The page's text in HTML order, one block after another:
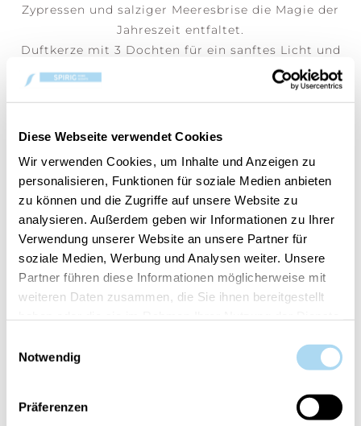
Diese Webseite verwendet Cookies
Wir verwenden Cookies, um Inhalte und Anzeigen zu
personalisieren, Funktionen für soziale Medien anbieten
zu können und die Zugriffe auf unsere Website zu
analysieren. Außerdem geben wir Informationen zu Ihrer
Verwendung unserer Website an unsere Partner für
soziale Medien, Werbung und Analysen weiter. Unsere
Partner führen diese Informationen möglicherweise mit
weiteren Daten zusammen, die Sie ihnen bereitgestellt
Notwendig
Präferenzen
Zypressen und salziger Meeresbrise die Magie der
Jahreszeit entfaltet.
Duftkerze mit 3 Dochten für ein sanftes Licht und
einen beruhigenden Duft, der an eine frische
Meeresbrise erinnert. Perfekt, um besondere
DEM WARENKORB HINZUFÜGEN
Artikelnummer: 10.00840.0045-1